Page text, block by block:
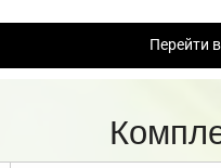
Перейти